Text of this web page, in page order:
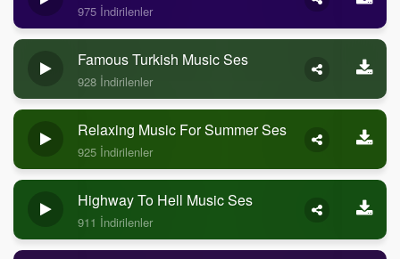
975 İndirilenler
Famous Turkish Music Ses
928 İndirilenler
Relaxing Music For Summer Ses
925 İndirilenler
Highway To Hell Music Ses
911 İndirilenler